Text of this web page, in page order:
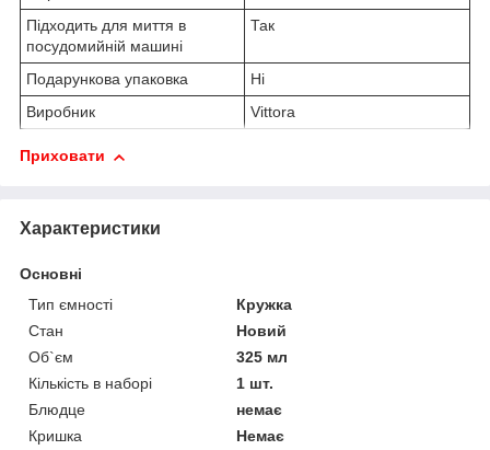
Підходить для миття в
посудомийній машині
Так
Подарункова упаковка
Ні
Виробник
Vittora
Приховати
Характеристики
Основні
Тип ємності
Кружка
Стан
Новий
Об`єм
325 мл
Кількість в наборі
1 шт.
Блюдце
немає
Кришка
Немає